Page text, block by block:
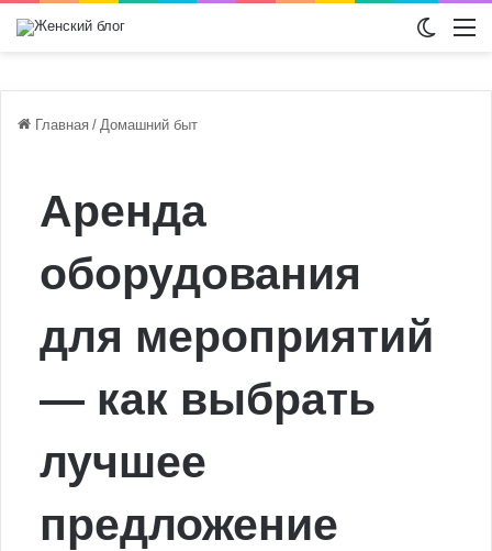
Главная / Домашний быт
Аренда
оборудования
для мероприятий
— как выбрать
лучшее
предложение